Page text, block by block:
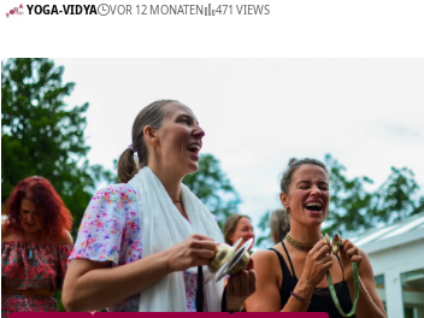
YOGA-VIDYA VOR 12 MONATEN 471 VIEWS